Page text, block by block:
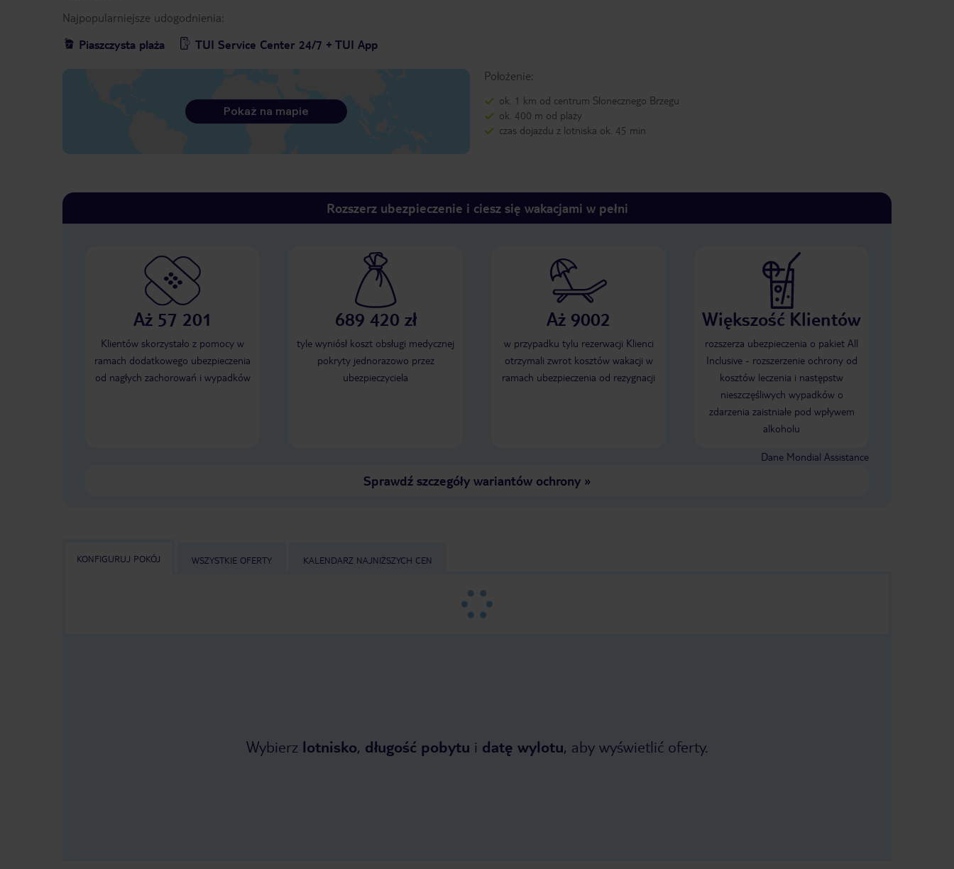
Najpopularniejsze udogodnienia:
Piaszczysta plaża
TUI Service Center 24/7 + TUI App
Położenie:
ok. 1 km od centrum Słonecznego Brzegu
ok. 400 m od plaży
czas dojazdu z lotniska ok. 45 min
Pokaż na mapie
Rozszerz ubezpieczenie i ciesz się wakacjami w pełni
Aż 57 201
Klientów skorzystało z pomocy w
ramach dodatkowego ubezpieczenia
od nagłych zachorowań i wypadków
689 420 zł
tyle wyniósł koszt obsługi medycznej
pokryty jednorazowo przez
ubezpieczyciela
Aż 9002
w przypadku tylu rezerwacji Klienci
otrzymali zwrot kosztów wakacji w
ramach ubezpieczenia od rezygnacji
Większość Klientów
rozszerza ubezpieczenia o pakiet All
Inclusive - rozszerzenie ochrony od
kosztów leczenia i następstw
nieszczęśliwych wypadków o
zdarzenia zaistniałe pod wpływem
alkoholu
Dane Mondial Assistance
Sprawdź szczegóły wariantów ochrony»
KONFIGURUJ POKÓJ WSZYSTKIE OFERTY KALENDARZ NAJNIŻSZYCH CEN
Wybierz lotnisko, długość pobytu i datę wylotu, aby wyświetlić oferty.